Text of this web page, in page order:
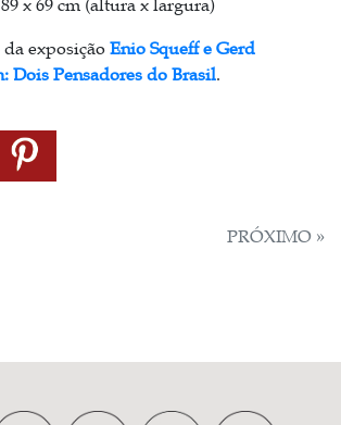
x 69 cm (altura x largura)
exposição Enio Squeff e Gerd
Dois Pensadores do Brasil.
PRÓXIMO »